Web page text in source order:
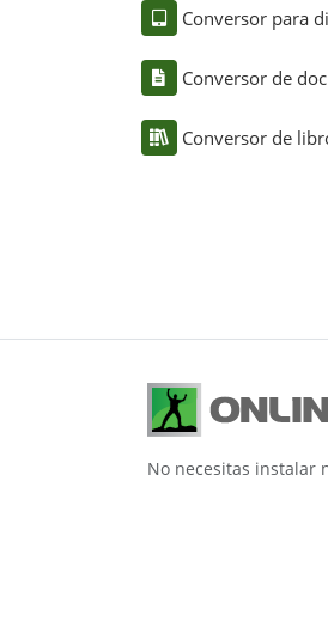
Conversor para
Conversor de
Conversor de
No necesitas instalar